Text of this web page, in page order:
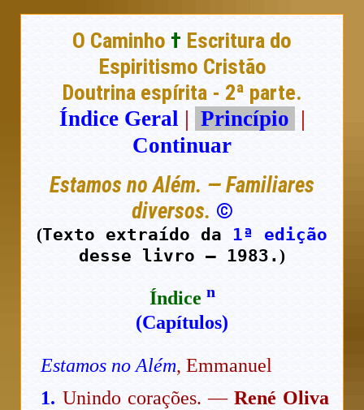
O Caminho † Escritura do
Espiritismo Cristão
Doutrina espírita - 2ª parte.
Índice Geral | Princípio |
Continuar
Estamos no Além. — Familiares
diversos. ©
(Texto extraído da 1ª edição
desse livro — 1983. )
Índice n
(Capítulos)
Estamos no Além, Emmanuel
1. Unindo corações. — René Oliva